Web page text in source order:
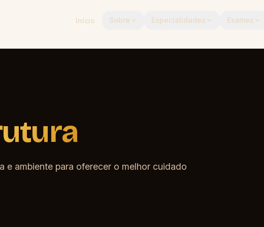
Início Sobre Especialidades Exames
e ambiente para oferecer o melhor cuidado